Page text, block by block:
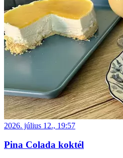
2026. július 12., 19:57
Pina Colada koktél